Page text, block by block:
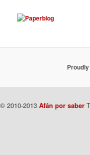
© 2010-2013 Afán por saber